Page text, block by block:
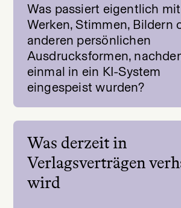
Was passiert eigentlich mit
Werken, Stimmen, Bildern
anderen persönlichen
Ausdrucksformen,
einmal in ein KI-System
eingespeist wurden?
Was derzeit in
Verlagsverträgen
wird